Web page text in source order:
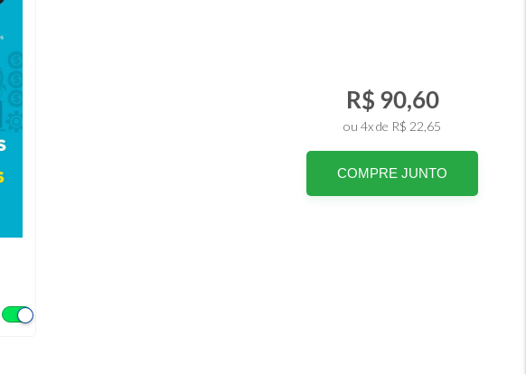
R$ 90,60
ou 4x de R$ 22,65
COMPRE JUNTO